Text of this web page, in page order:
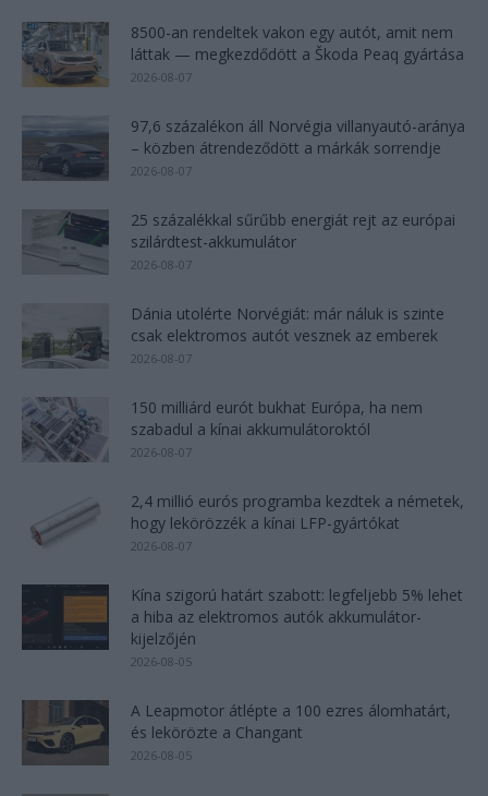
8500-an rendeltek vakon egy autót, amit nem
láttak — megkezdődött a Škoda Peaq gyártása
2026-08-07
97,6 százalékon áll Norvégia villanyautó-aránya
– közben átrendeződött a márkák sorrendje
2026-08-07
25 százalékkal sűrűbb energiát rejt az európai
szilárdtest-akkumulátor
2026-08-07
Dánia utolérte Norvégiát: már náluk is szinte
csak elektromos autót vesznek az emberek
2026-08-07
150 milliárd eurót bukhat Európa, ha nem
szabadul a kínai akkumulátoroktól
2026-08-07
2,4 millió eurós programba kezdtek a németek,
hogy lekörözzék a kínai LFP-gyártókat
2026-08-07
Kína szigorú határt szabott: legfeljebb 5% lehet
a hiba az elektromos autók akkumulátor-
kijelzőjén
2026-08-05
A Leapmotor átlépte a 100 ezres álomhatárt,
és lekörözte a Changant
2026-08-05